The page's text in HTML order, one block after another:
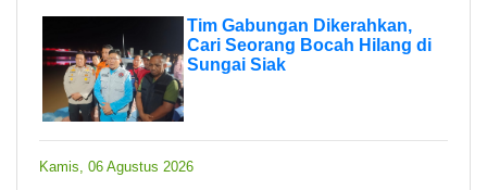
Tim Gabungan Dikerahkan,
Cari Seorang Bocah Hilang di
Sungai Siak
Kamis, 06 Agustus 2026